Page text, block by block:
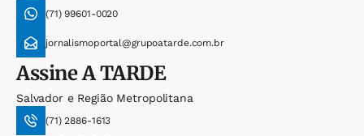
(71) 99601-0020
jornalismoportal@grupoatarde.com.br
AssineA TARDE
Salvador e Região Metropolitana
(71) 2886-1613